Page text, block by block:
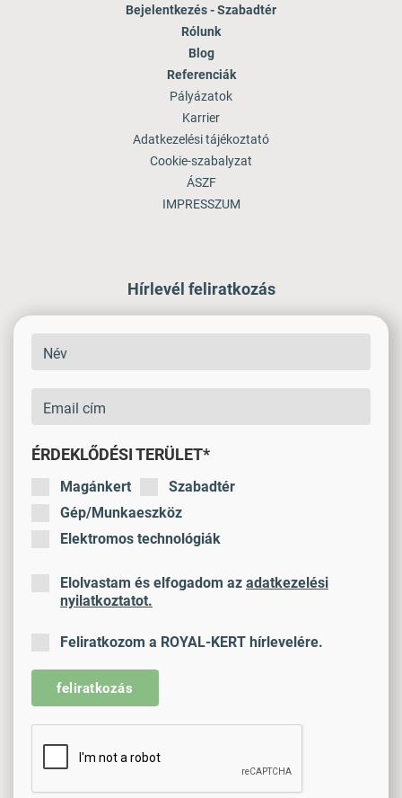
Bejelentkezés - Szabadtér
Rólunk
Blog
Referenciák
Pályázatok
Karrier
Adatkezelési tájékoztató
Cookie-szabalyzat
ÁSZF
IMPRESSZUM
Hírlevél feliratkozás
ÉRDEKLŐDÉSI TERÜLET*
Magánkert
Szabadtér
Gép/Munkaeszköz
Elektromos technológiák
Elolvastam és elfogadom az adatkezelési
nyilatkoztatot.
Feliratkozom a ROYAL-KERT hírlevelére.
feliratkozás